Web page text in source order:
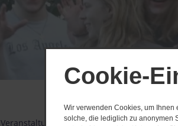
Cookie-
Wir verwenden Cookies, um
solche, die lediglich zu anonymen
Veranstaltungen